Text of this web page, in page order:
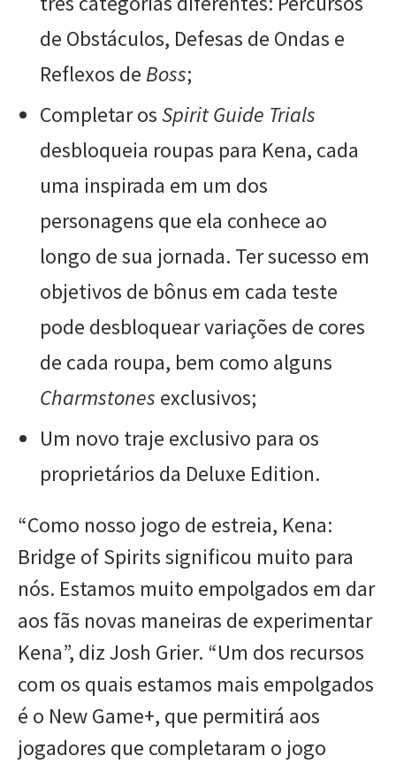
de Obstáculos, Defesas de Ondas e
Reflexos de Boss;
Completar osSpirit Guide Trials
desbloqueia roupas para Kena, cada
uma inspirada em um dos
personagens que ela conhece ao
longo de sua jornada. Ter sucesso em
objetivos de bônus em cada teste
pode desbloquear variações de cores
de cada roupa, bem como alguns
Charmstones exclusivos;
Um novo traje exclusivo para os
proprietários da Deluxe Edition.
“Como nosso jogo de estreia, Kena:
Bridge of Spirits significou muito para
nós. Estamos muito empolgados em dar
aos fãs novas maneiras de experimentar
Kena”, diz Josh Grier. “Um dos recursos
com os quais estamos mais empolgados
é o New Game+, que permitirá aos
jogadores que completaram o jogo